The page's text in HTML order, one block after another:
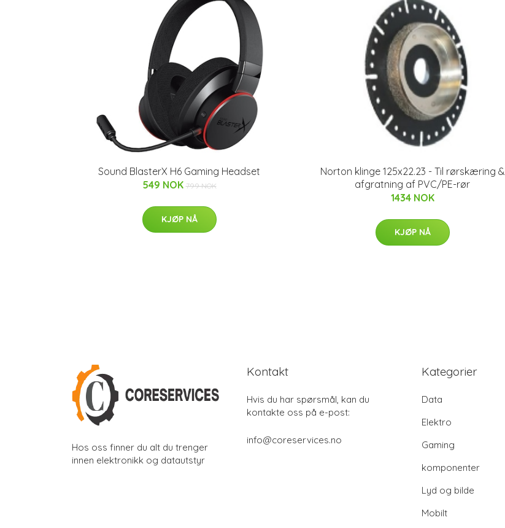
Sound BlasterX H6 Gaming Headset
549 NOK 799 NOK
KJØP NÅ
Norton klinge 125x22.23 - Til rørskæring &
afgratning af PVC/PE-rør
1434 NOK
KJØP NÅ
Hos oss finner du alt du trenger
innen elektronikk og datautstyr
Kontakt
Hvis du har spørsmål, kan du
kontakte oss på e-post:
info@coreservices.no
Kategorier
Data
Elektro
Gaming
komponenter
Lyd og bilde
Mobilt